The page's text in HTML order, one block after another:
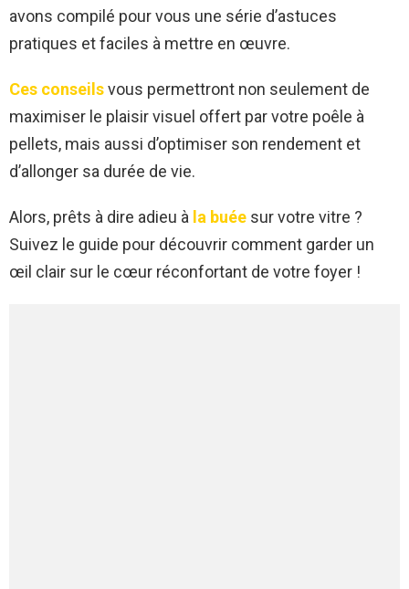
avons compilé pour vous une série d’astuces
pratiques et faciles à mettre en œuvre.
Ces conseilsvous permettront non seulement de
maximiser le plaisir visuel offert par votre poêle à
pellets, mais aussi d’optimiser son rendement et
d’allonger sa durée de vie.
Alors, prêts à dire adieu à la buée sur votre vitre ?
Suivez le guide pour découvrir comment garder un
œil clair sur le cœur réconfortant de votre foyer !